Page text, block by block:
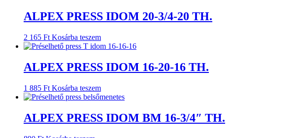
ALPEX PRESS IDOM 20-3/4-20 TH.
2 165 Ft Kosárba teszem
ALPEX PRESS IDOM 16-20-16 TH.
1 885 Ft Kosárba teszem
ALPEX PRESS IDOM BM 16-3/4″ TH.